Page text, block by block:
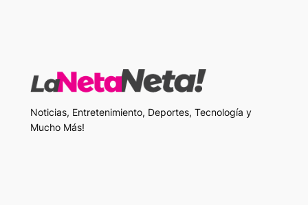
Noticias, Entretenimiento, Deportes, Tecnología y
Mucho Más!